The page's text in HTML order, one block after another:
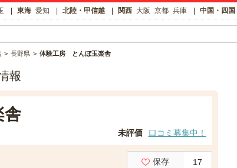
東海 愛知 北陸・甲信越 関西 大阪 京都 兵庫 中国・四国
長野県 体験工房 とんぼ玉楽舎
報
未評価 口コミ募集中！
保存 17